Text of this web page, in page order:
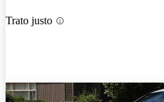
Trato justo